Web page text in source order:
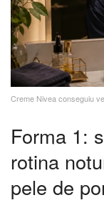
Creme Nivea conseguiu
Forma 1:
rotina
pele de